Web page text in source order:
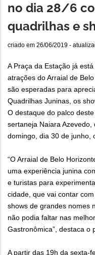
no dia 28/6
quadrilhas e
criado em 26/06/2019 -
A Praça da Estação já
atrações do Arraial de
são esperadas para
Quadrilhas Juninas, os
O destaque do palco
sertaneja Naiara
domingo, dia 30 de junho,
“O Arraial de Belo
uma experiência junina
e turistas para
cidade, que vai contar
shows de grandes nomes
não podia faltar nas
Gastronômica”, destaca o
A partir das 19h da sexta-